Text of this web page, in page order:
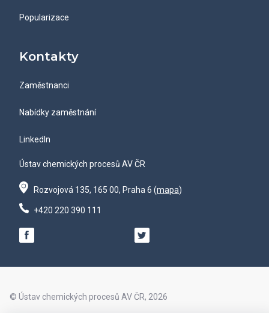
Popularizace
Kontakty
Zaměstnanci
Nabídky zaměstnání
LinkedIn
Ústav chemických procesů AV ČR
Rozvojová 135, 165 00, Praha 6 (mapa)
+420 220 390 111
© Ústav chemických procesů AV ČR, 2026